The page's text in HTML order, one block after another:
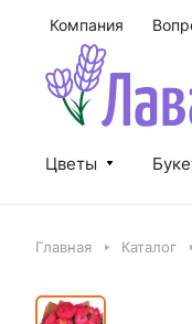
Компания
Цветы
Главная Каталог